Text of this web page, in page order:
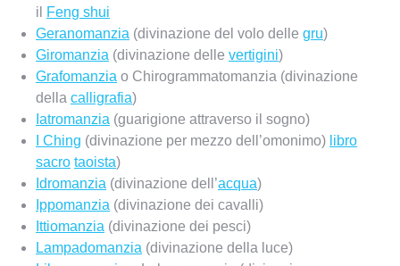
il
Feng shui
Geranomanzia (divinazione del volo delle gru)
Giromanzia (divinazione delle vertigini)
Grafomanzia o Chirogrammatomanzia (divinazione
della calligrafia)
Iatromanzia (guarigione attraverso il sogno)
I Ching (divinazione per mezzo dell’omonimo) libro
sacro taoista)
Idromanzia (divinazione dell’acqua)
Ippomanzia (divinazione dei cavalli)
Ittiomanzia (divinazione dei pesci)
Lampadomanzia (divinazione della luce)